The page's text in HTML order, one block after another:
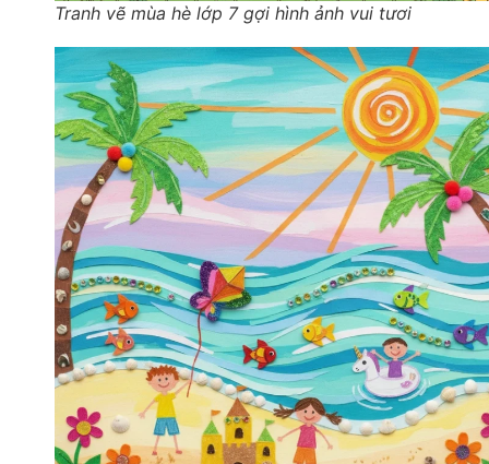
Tranh vẽ mùa hè lớp 7 gợi hình ảnh vui tươi